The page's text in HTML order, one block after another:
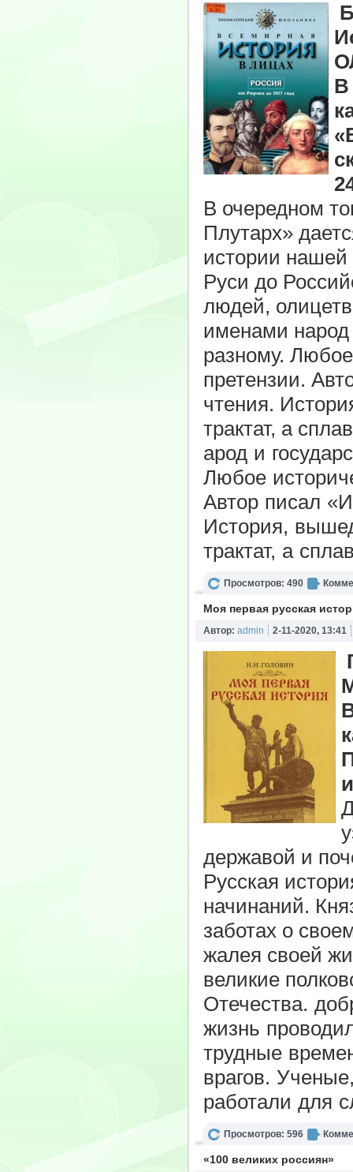
В
В очередном
Плутарх»
истории нашей
Руси до
людей,
именами народ
разному.
претензии.
чтения.
трактат, а
арод и
Любое
Автор писал
История,
трактат, а
Просмотров: 490
Моя первая русская
Автор: admin 2-11-2020, 13:41
державой и
Русская
начинаний.
заботах о
жалея своей
великие
Отечества.
жизнь
трудные
врагов.
работали для
Просмотров: 596
«100 великих россиян»